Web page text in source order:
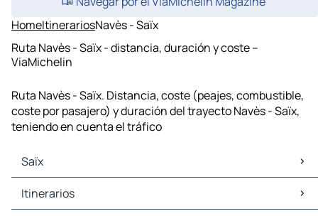
HomeItinerariosNavès - Saïx
Ruta Navès - Saïx - distancia, duración y coste –
ViaMichelin
Ruta Navès - Saïx. Distancia, coste (peajes, combustible,
coste por pasajero) y duración del trayecto Navès - Saïx,
teniendo en cuenta el tráfico
Saïx
Saïx Mapas Planos
Saïx Trafico
Itinerarios